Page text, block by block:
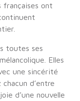
françaises ont
toutes ses
Elles
une sincérité
d’entre
d’une nouvelle